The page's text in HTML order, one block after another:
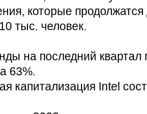
которые
тыс. человек.
на последний квартал
63%.
капитализация Intel